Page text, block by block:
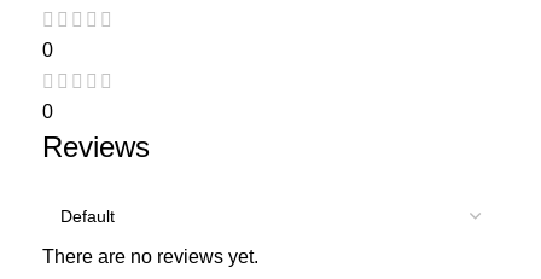
0
0
Reviews
There are no reviews yet.